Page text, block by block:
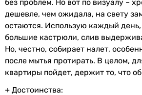
внесенные производителем.
без проблем. Но вот по визуалу –
дешевле, чем ожидала, на свету
остаются. Использую каждый
большие кастрюли, слив
Но, честно, собирает налет,
после мытья протирать. В целом,
квартиры пойдет, держит то, что
+ Достоинства: